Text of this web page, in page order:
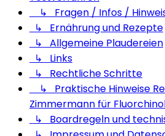
↳ Fragen / Infos /
↳ Ernährung und Rezepte
↳ Allgemeine Plaudereien
↳ Links
↳ Rechtliche Schritte
↳ Praktische Hinweise
Zimmermann für
↳ Boardregeln und